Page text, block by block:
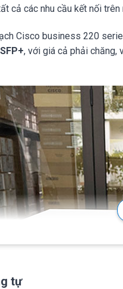
cả các nhu cầu kết nối
Cisco business 220
, với giá cả phải chăng,
tự